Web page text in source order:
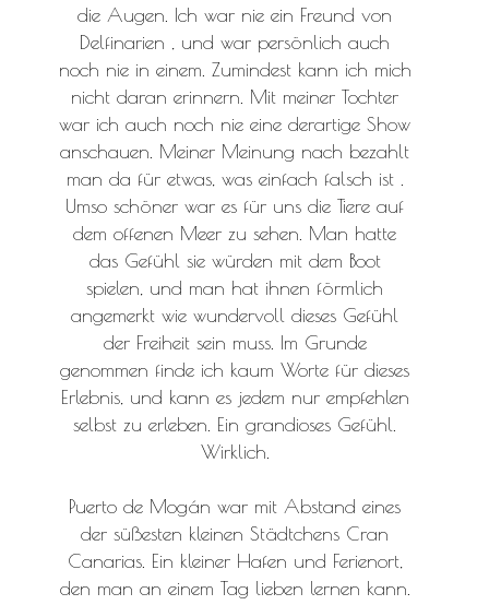
die Augen. Ich war nie ein Freund von
Delfinarien , und war persönlich auch
noch nie in einem. Zumindest kann ich mich
nicht daran erinnern. Mit meiner Tochter
war ich auch noch nie eine derartige Show
anschauen. Meiner Meinung nach bezahlt
man da für etwas, was einfach falsch ist .
Umso schöner war es für uns die Tiere auf
dem offenen Meer zu sehen. Man hatte
das Gefühl sie würden mit dem Boot
spielen, und man hat ihnen förmlich
angemerkt wie wundervoll dieses Gefühl
der Freiheit sein muss. Im Grunde
genommen finde ich kaum Worte für dieses
Erlebnis, und kann es jedem nur empfehlen
selbst zu erleben. Ein grandioses Gefühl.
Wirklich.
Puerto de Mogán war mit Abstand eines
der süßesten kleinen Städtchens Cran
Canarias. Ein kleiner Hafen und Ferienort,
den man an einem Tag lieben lernen kann.